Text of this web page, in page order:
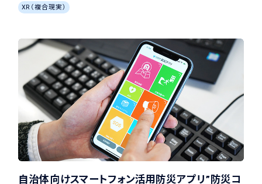
XR（複合現実）
自治体向けスマートフォン活用防災アプリ”防災コ